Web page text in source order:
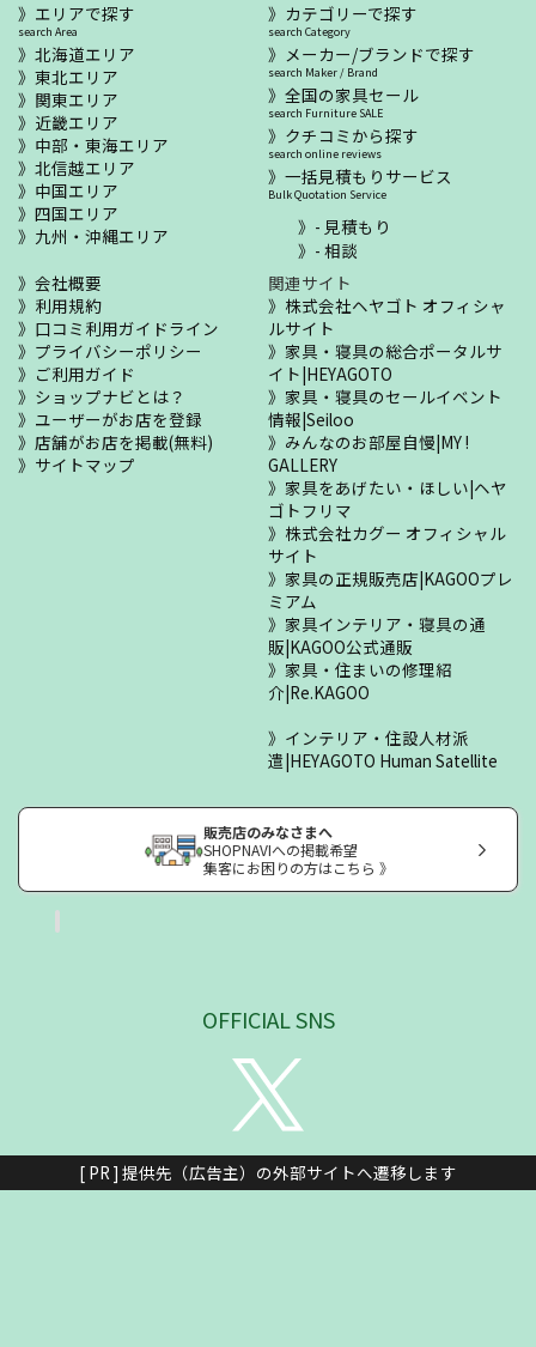
エリアで探す
search Area
北海道エリア
東北エリア
関東エリア
近畿エリア
中部・東海エリア
北信越エリア
中国エリア
四国エリア
九州・沖縄エリア
カテゴリーで探す
search Category
メーカー/ブランドで探す
search Maker / Brand
全国の家具セール
search Furniture SALE
クチコミから探す
search online reviews
一括見積もりサービス
Bulk Quotation Service
- 見積もり
- 相談
会社概要
利用規約
口コミ利用ガイドライン
プライバシーポリシー
ご利用ガイド
ショップナビとは？
ユーザーがお店を登録
店舗がお店を掲載(無料)
サイトマップ
関連サイト
株式会社ヘヤゴト オフィシャ
ルサイト
家具・寝具の総合ポータルサ
イト|HEYAGOTO
家具・寝具のセールイベント
情報|Seiloo
みんなのお部屋自慢|MY !
GALLERY
家具をあげたい・ほしい|ヘヤ
ゴトフリマ
株式会社カグー オフィシャル
サイト
家具の正規販売店|KAGOOプレ
ミアム
家具インテリア・寝具の通
販|KAGOO公式通販
家具・住まいの修理紹
介|Re.KAGOO
インテリア・住設人材派
遣|HEYAGOTO Human Satellite
販売店のみなさまへ
SHOPNAVIへの掲載希望
集客にお困りの方はこちら 》
OFFICIAL SNS
[ PR ] 提供先（広告主）の外部サイトへ遷移します